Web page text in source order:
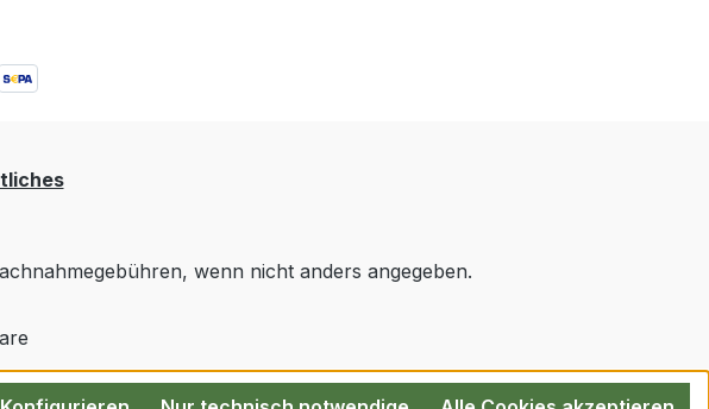
wenn nicht anders angegeben.